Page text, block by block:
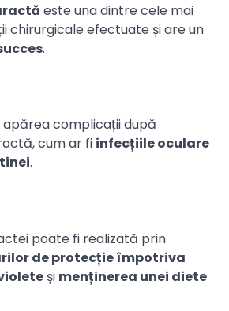
este una dintre cele mai
chirurgicale efectuate și are un
.
complicații după
cum ar fi infecțiile oculare
.
poate fi realizată prin
de protecție împotriva
și menținerea unei diete